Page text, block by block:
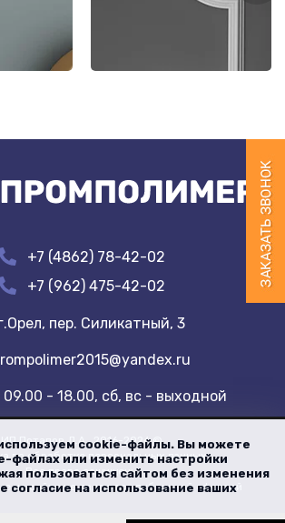
+7 (4862) 78-42-02
+7 (962) 475-42-02
пер. Силикатный, 3
- 18.00, сб, вс - выходной
ИП Потапов Д.А., 2016- 2026©
по обработке персональных данных
Все права защищены
на сайте не являются публичной офертой
cookie-файлы. Вы можете
файлах или изменить настройки
пользоваться сайтом без изменения
согласие на использование ваших